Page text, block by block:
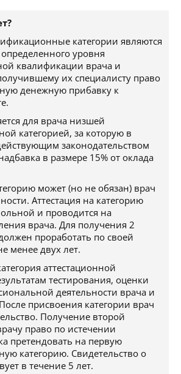
категории являются
уровня
квалификации врача и
их специалисту право
денежную прибавку к
для врача низшей
категорией, за которую в
законодательством
в размере 15% от оклада
может (но не обязан) врач
Аттестация на категорию
и проводится на
врача. Для получения 2
проработать по своей
менее двух лет.
аттестационной
тестирования, оценки
деятельности врача и
присвоения категории врач
Получение второй
право по истечении
претендовать на первую
категорию. Свидетельство о
в течение 5 лет.